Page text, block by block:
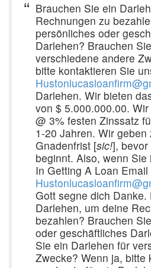
Brauchen Sie ein
Rechnungen zu
persönliches oder
Darlehen? Brauchen
verschiedene andere
bitte kontaktieren Sie
Darlehen. Wir bieten
von $ 5.000.000.00.
@ 3% festen Zinssatz
1-20 Jahren. Wir geben
Gnadenfrist [sic!],
beginnt. Also, wenn
In Getting A Loan Email
Gott segne dich Danke.
Darlehen, um deine
bezahlen? Brauchen
oder geschäftliches
Sie ein Darlehen für
Zwecke? Wenn ja, bitte